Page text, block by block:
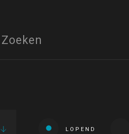
LOPEND